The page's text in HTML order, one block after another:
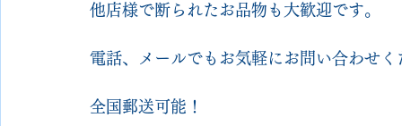
他店様で断られたお品物も大歓迎です。
電話、メールでもお気軽にお問い合わせく
全国郵送可能！